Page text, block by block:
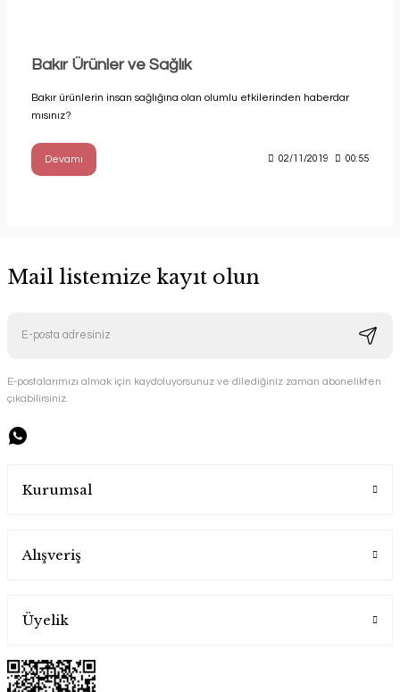
Bakır Ürünler ve Sağlık
Bakır ürünlerin insan sağlığına olan olumlu etkilerinden haberdar
mısınız?
Devamı 02/11/2019 00:55
Mail listemize kayıt olun
E-postalarımızı almak için kaydoluyorsunuz ve dilediğiniz zaman abonelikten
çıkabilirsiniz.
Kurumsal
Alışveriş
Üyelik